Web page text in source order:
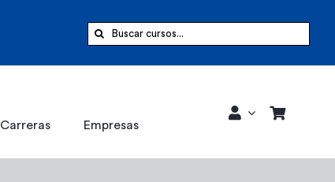
Buscar:
Carreras Empresas